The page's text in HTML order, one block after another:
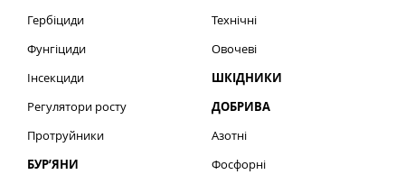
Гербіциди
Фунгіциди
Інсекциди
Регулятори росту
Протруйники
БУР’ЯНИ
Технічні
Овочеві
ШКІДНИКИ
ДОБРИВА
Азотні
Фосфорні